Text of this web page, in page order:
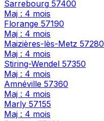
Sarrebourg 57400
Maj : 4 mois
Florange 57190
Maj : 4 mois
Maizières-lès-Metz 57280
Maj : 4 mois
Stiring-Wendel 57350
Maj : 4 mois
Amnéville 57360
Maj : 4 mois
Marly 57155
Maj : 4 mois